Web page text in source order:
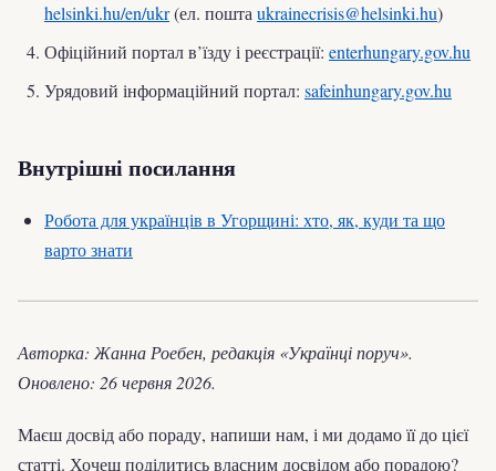
helsinki.hu/en/ukr(ел. пошта ukrainecrisis@helsinki.hu)
Офіційний портал в’їзду і реєстрації: enterhungary.gov.hu
Урядовий інформаційний портал: safeinhungary.gov.hu
Внутрішні посилання
Робота для українців в Угорщині: хто, як, куди та що
варто знати
Авторка: Жанна Роебен, редакція «Українці поруч».
Оновлено: 26 червня 2026.
Маєш досвід або пораду, напиши нам, і ми додамо її до цієї
статті. Хочеш поділитись власним досвідом або порадою?